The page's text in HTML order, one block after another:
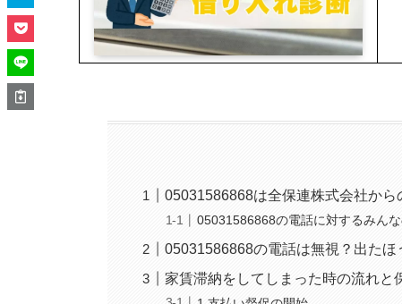
05031586868は全保連株式会社から
05031586868の電話に対するみんな
05031586868の電話は無視？出たほ
家賃滞納をしてしまった時の流れと